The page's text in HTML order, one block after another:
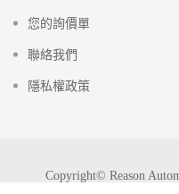
您的詢價單
聯絡我們
隱私權政策
Copyright© Reason